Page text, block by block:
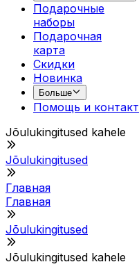
Подарочные
наборы
Подарочная
картa
Скидки
Новинка
Больше
Помощь и контакт
Jõulukingitused kahele
Jõulukingitused
Главная
Главная
Jõulukingitused
Jõulukingitused kahele